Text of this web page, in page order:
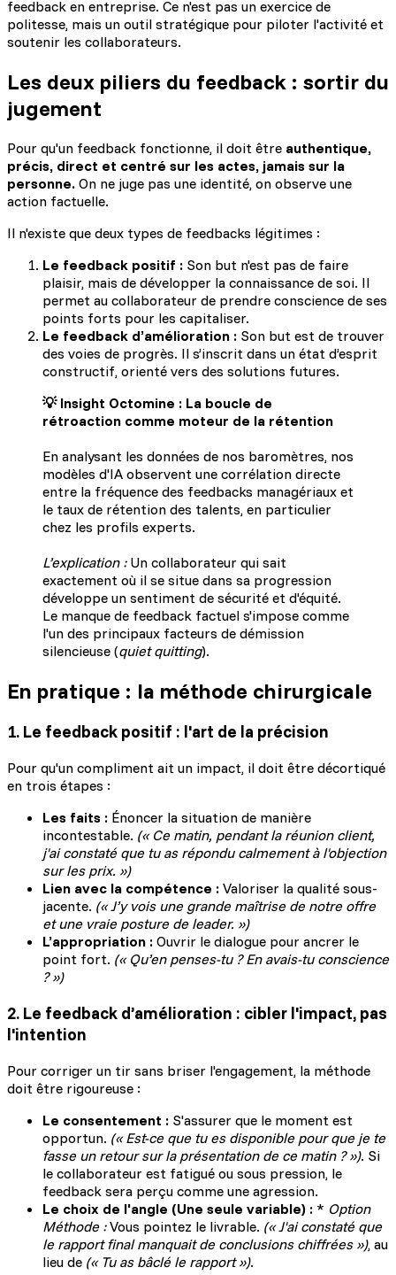
feedback en entreprise. Ce n'est pas un exercice de
politesse, mais un outil stratégique pour piloter l'activité et
soutenir les collaborateurs.
Les deux piliers du feedback : sortir du
jugement
Pour qu'un feedback fonctionne, il doit être authentique,
précis, direct et centré sur les actes, jamais sur la
personne. On ne juge pas une identité, on observe une
action factuelle.
Il n'existe que deux types de feedbacks légitimes :
Le feedback positif : Son but n'est pas de faire
plaisir, mais de développer la connaissance de soi. Il
permet au collaborateur de prendre conscience de ses
points forts pour les capitaliser.
Le feedback d’amélioration : Son but est de trouver
des voies de progrès. Il s’inscrit dans un état d’esprit
constructif, orienté vers des solutions futures.
💡 Insight Octomine : La boucle de
rétroaction comme moteur de la rétention
En analysant les données de nos baromètres, nos
modèles d'IA observent une corrélation directe
entre la fréquence des feedbacks managériaux et
le taux de rétention des talents, en particulier
chez les profils experts.
L’explication :Un collaborateur qui sait
exactement où il se situe dans sa progression
développe un sentiment de sécurité et d'équité.
Le manque de feedback factuel s'impose comme
l'un des principaux facteurs de démission
silencieuse (quiet quitting).
En pratique : la méthode chirurgicale
1. Le feedback positif : l'art de la précision
Pour qu'un compliment ait un impact, il doit être décortiqué
en trois étapes :
Les faits : Énoncer la situation de manière
incontestable. (« Ce matin, pendant la réunion client,
j'ai constaté que tu as répondu calmement à l'objection
sur les prix. »)
Lien avec la compétence : Valoriser la qualité sous-
jacente. (« J’y vois une grande maîtrise de notre offre
et une vraie posture de leader. »)
L’appropriation : Ouvrir le dialogue pour ancrer le
point fort. (« Qu’en penses-tu ? En avais-tu conscience
? »)
2. Le feedback d’amélioration : cibler l'impact, pas
l'intention
Pour corriger un tir sans briser l'engagement, la méthode
doit être rigoureuse :
Le consentement : S'assurer que le moment est
opportun. (« Est-ce que tu es disponible pour que je te
fasse un retour sur la présentation de ce matin ? »). Si
le collaborateur est fatigué ou sous pression, le
feedback sera perçu comme une agression.
Le choix de l'angle (Une seule variable) : * Option
Méthode :Vous pointez le livrable. (« J'ai constaté que
le rapport final manquait de conclusions chiffrées »), au
lieu de (« Tu as bâclé le rapport »).